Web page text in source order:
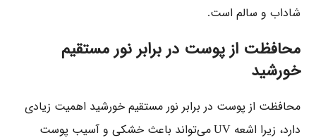
شاداب و سالم است.
محافظت از پوست در برابر نور مستقیم
خورشید
محافظت از پوست در برابر نور مستقیم خورشید اهمیت زیادی
دارد، زیرا اشعهUV می‌تواند باعث خشکی و آسیب پوست